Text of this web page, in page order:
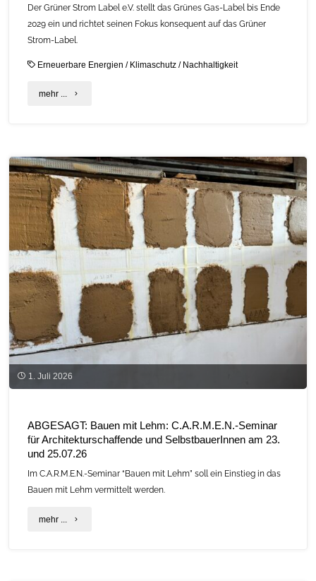
Der Grüner Strom Label e.V. stellt das Grünes Gas-Label bis Ende
2029 ein und richtet seinen Fokus konsequent auf das Grüner
Strom-Label.
Erneuerbare Energien / Klimaschutz / Nachhaltigkeit
mehr ... "Klarer
Strom
Label
e.V.
beendet
Grünes
Gas-
Label
im
Jahr
1. Juli 2026
ABGESAGT: Bauen mit Lehm: C.A.R.M.E.N.-Seminar
für Architekturschaffende und SelbstbauerInnen am 23.
und 25.07.26
Im C.A.R.M.E.N.-Seminar “Bauen mit Lehm” soll ein Einstieg in das
Bauen mit Lehm vermittelt werden.
mehr ... "ABGESAGT: